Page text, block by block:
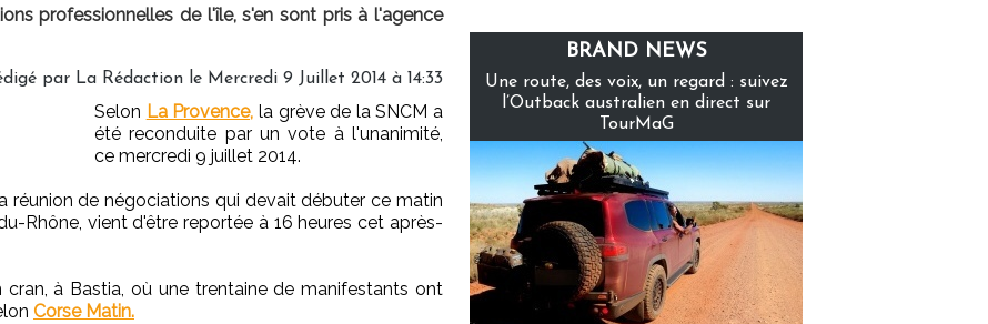
professionnelles de l'île, s'en sont pris à l'agence
par La Rédaction le Mercredi 9 Juillet 2014 à 14:33
Selon La Provence, la grève de la SNCM a
été reconduite par un vote à l'unanimité,
ce mercredi 9 juillet 2014.
réunion de négociations qui devait débuter ce matin
Rhône, vient d'être reportée à 16 heures cet après-
à Bastia, où une trentaine de manifestants ont
Corse Matin.
BRAND NEWS
Une route, des voix, un regard : suivez
l’Outback australien en direct sur
TourMaG